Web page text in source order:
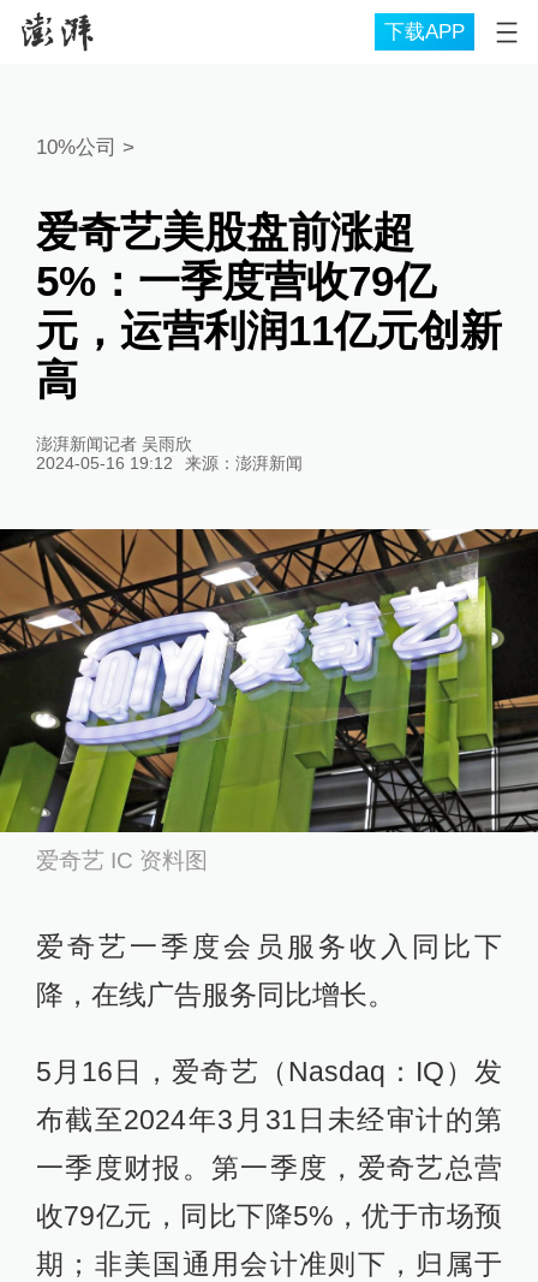
下载APP
10%公司 >
爱奇艺美股盘前涨超
5%：一季度营收79亿
元，运营利润11亿元创新
高
澎湃新闻记者 吴雨欣
2024-05-16 19:12
来源： 澎湃新闻
爱奇艺 IC 资料图
爱奇艺一季度会员服务收入同比下
降，在线广告服务同比增长。
5月16日，爱奇艺（Nasdaq：IQ）发
布截至2024年3月31日未经审计的第
一季度财报。第一季度，爱奇艺总营
收79亿元，同比下降5%，优于市场预
期；非美国通用会计准则下，归属于